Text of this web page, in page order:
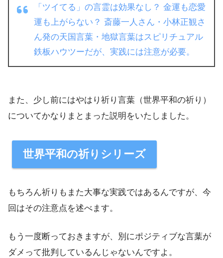
「ツイてる」の言霊は効果なし？ 金運も恋愛
運も上がらない？ 斎藤一人さん・小林正観さ
ん発の天国言葉・地獄言葉はスピリチュアル
鉄板ハウツーだが、実践には注意が必要。
また、少し前にはやはり祈り言葉（世界平和の祈り）
についてかなりまとまった説明をいたしました。
世界平和の祈りシリーズ
もちろん祈りもまた大事な実践ではあるんですが、今
回はその注意点を述べます。
もう一度断っておきますが、別にポジティブな言葉が
ダメって批判しているんじゃないんですよ。